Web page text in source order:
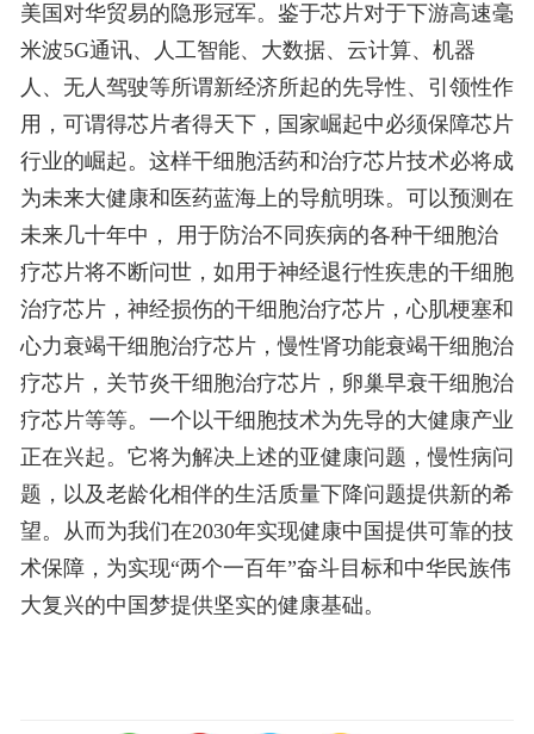
美国对华贸易的隐形冠军。鉴于芯片对于下游高速毫
米波5G通讯、人工智能、大数据、云计算、机器
人、无人驾驶等所谓新经济所起的先导性、引领性作
用，可谓得芯片者得天下，国家崛起中必须保障芯片
行业的崛起。这样干细胞活药和治疗芯片技术必将成
为未来大健康和医药蓝海上的导航明珠。可以预测在
未来几十年中， 用于防治不同疾病的各种干细胞治
疗芯片将不断问世，如用于神经退行性疾患的干细胞
治疗芯片，神经损伤的干细胞治疗芯片，心肌梗塞和
心力衰竭干细胞治疗芯片，慢性肾功能衰竭干细胞治
疗芯片，关节炎干细胞治疗芯片，卵巢早衰干细胞治
疗芯片等等。一个以干细胞技术为先导的大健康产业
正在兴起。它将为解决上述的亚健康问题，慢性病问
题，以及老龄化相伴的生活质量下降问题提供新的希
望。从而为我们在2030年实现健康中国提供可靠的技
术保障，为实现“两个一百年”奋斗目标和中华民族伟
大复兴的中国梦提供坚实的健康基础。